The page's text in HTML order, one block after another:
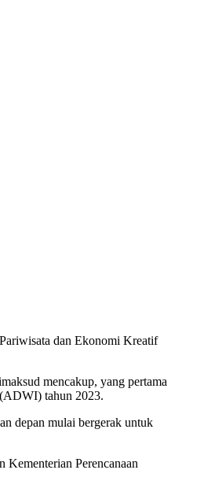
dan Ekonomi Kreatif
mencakup, yang pertama
tahun 2023.
depan mulai bergerak untuk
Kementerian Perencanaan